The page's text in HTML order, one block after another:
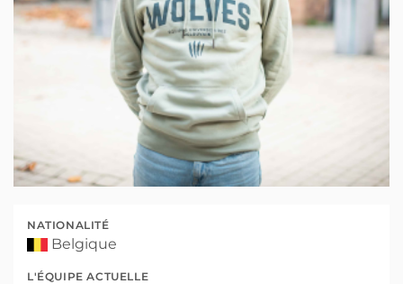
NATIONALITÉ
Belgique
L'ÉQUIPE ACTUELLE